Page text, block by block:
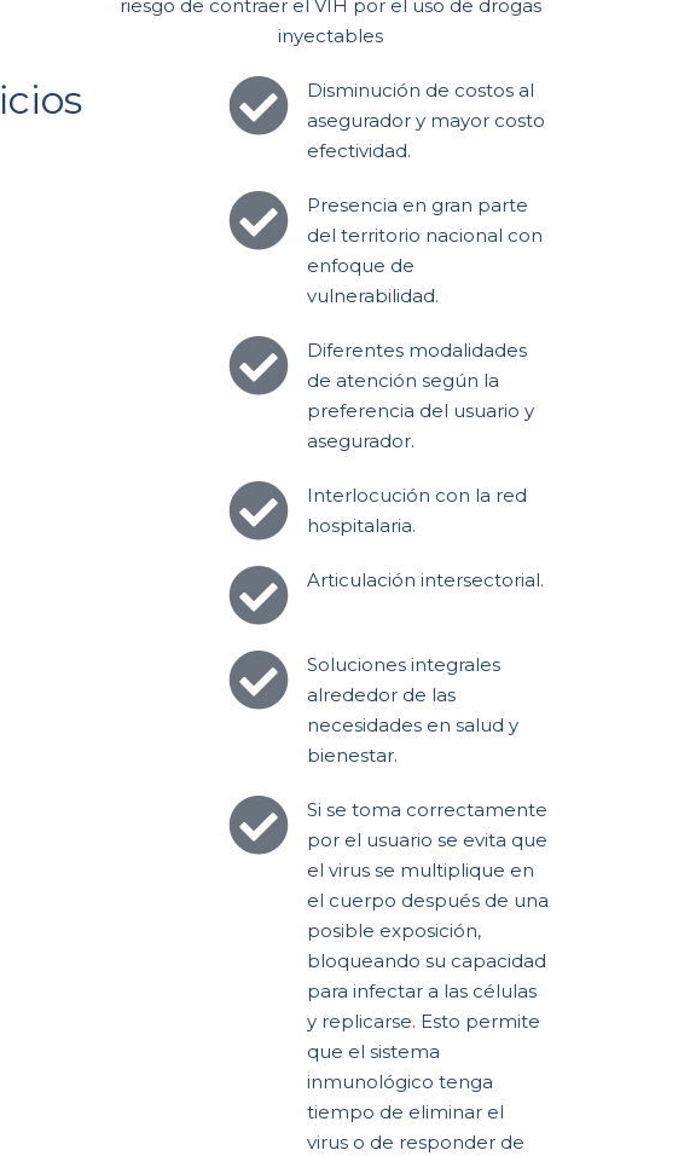
riesgo de contraer el VIH por el uso de drogas
inyectables
Disminución de costos al
asegurador y mayor costo
efectividad.
Presencia en gran parte
del territorio nacional con
enfoque de
vulnerabilidad.
Diferentes modalidades
de atención según la
preferencia del usuario y
asegurador.
Interlocución con la red
hospitalaria.
Articulación intersectorial.
Soluciones integrales
alrededor de las
necesidades en salud y
bienestar.
Si se toma correctamente
por el usuario se evita que
el virus se multiplique en
el cuerpo después de una
posible exposición,
bloqueando su capacidad
para infectar a las células
y replicarse. Esto permite
que el sistema
inmunológico tenga
tiempo de eliminar el
virus o de responder de